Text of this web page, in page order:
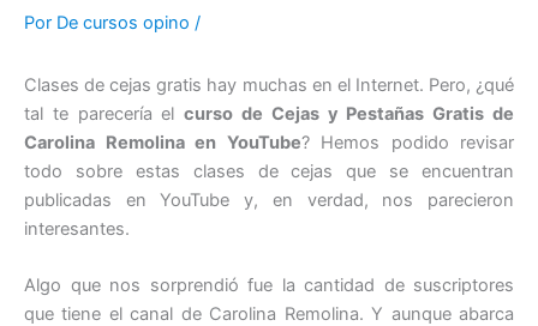
Por De cursos opino /
Clases de cejas gratis hay muchas en el Internet. Pero, ¿qué
tal te parecería elcurso de Cejas y Pestañas Gratis de
Carolina Remolina en YouTube? Hemos podido revisar
todo sobre estas clases de cejas que se encuentran
publicadas en YouTube y, en verdad, nos parecieron
interesantes.
Algo que nos sorprendió fue la cantidad de suscriptores
que tiene el canal de Carolina Remolina. Y aunque abarca